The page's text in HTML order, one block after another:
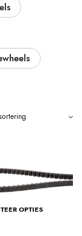
OPTIES